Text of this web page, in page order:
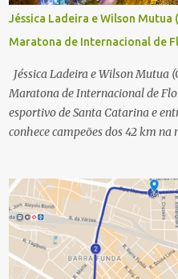
Jéssica Ladeira e Wilson Mutua
Maratona de Internacional de
Jéssica Ladeira e Wilson Mutua
Maratona de Internacional de
esportivo de Santa Catarina e
conhece campeões dos 42 km
Floripa Fibra 2025. Na manhã
os campeões dos 21 km do
Catarina. A mineira Jessica
foram os vencedores da meia
recorde da prova. Neste